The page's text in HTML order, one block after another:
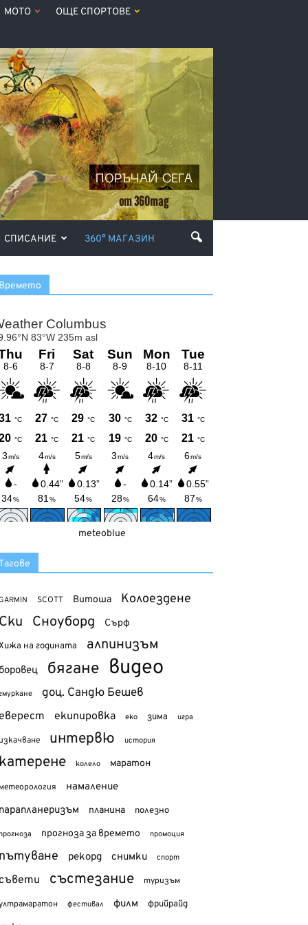
МОТО ОЩЕ СПОРТОВЕ
СПИСАНИЕ 360° МАГАЗИН
meteoblue
SCOTT Витоша Колоездене
Сноуборд Сърф
на годината алпинизъм
бягане видео
доц. Сандю Бешев
екипировка еко зима игра
интервю история
колело маратон
намаление
планина полезно
прогноза за времето промоция
рекорд снимки спорт
състезание туризъм
фестивал филм фрийрайд